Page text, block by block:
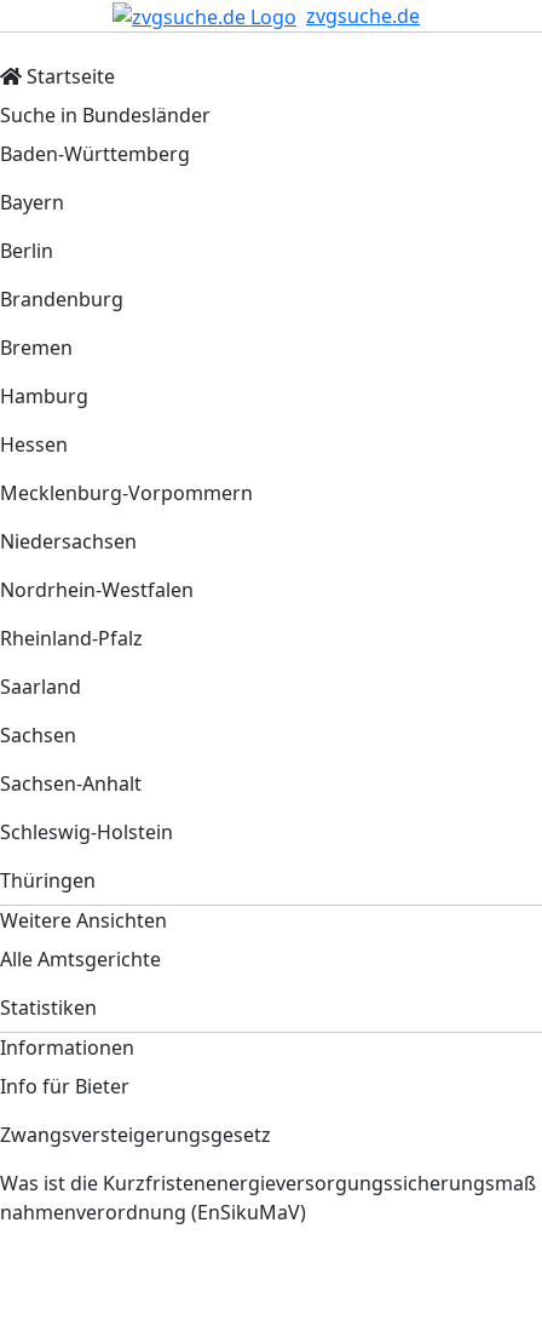
zvgsuche.de
Startseite
Suche in Bundesländer
Baden-Württemberg
Bayern
Berlin
Brandenburg
Bremen
Hamburg
Hessen
Mecklenburg-Vorpommern
Niedersachsen
Nordrhein-Westfalen
Rheinland-Pfalz
Saarland
Sachsen
Sachsen-Anhalt
Schleswig-Holstein
Thüringen
Weitere Ansichten
Alle Amtsgerichte
Statistiken
Informationen
Info für Bieter
Zwangsversteigerungsgesetz
Was ist die Kurzfristenenergieversorgungssicherungsmaß
nahmenverordnung (EnSikuMaV)